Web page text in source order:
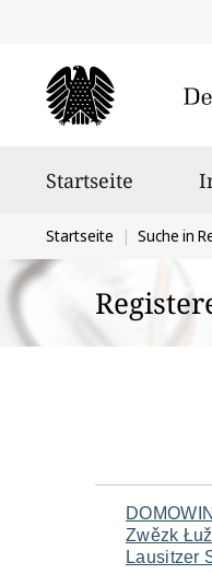
Startseite
Sie
befinden
sich
hier:
Startseite Suche in
Zwězk
Lausitzer